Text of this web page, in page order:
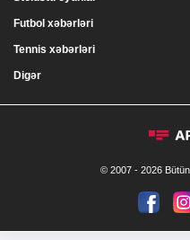
Futbol xəbərləri
Tennis xəbərləri
Digər
© 2007 - 2026 Bütün